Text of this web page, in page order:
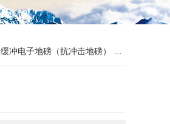
缓冲电子地磅（抗冲击地磅）